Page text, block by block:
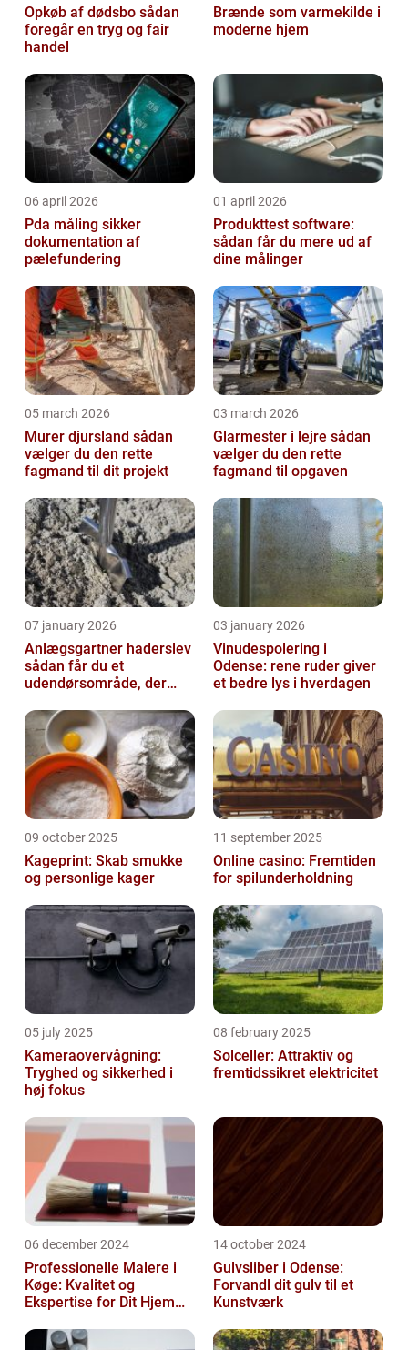
Opkøb af dødsbo sådan
foregår en tryg og fair
handel
Brænde som varmekilde i
moderne hjem
06 april 2026
Pda måling sikker
dokumentation af
pælefundering
01 april 2026
Produkttest software:
sådan får du mere ud af
dine målinger
05 march 2026
Murer djursland sådan
vælger du den rette
fagmand til dit projekt
03 march 2026
Glarmester i lejre sådan
vælger du den rette
fagmand til opgaven
07 january 2026
Anlægsgartner haderslev
sådan får du et
udendørsområde, der
03 january 2026
Vinudespolering i
Odense: rene ruder giver
et bedre lys i hverdagen
09 october 2025
Kageprint: Skab smukke
og personlige kager
11 september 2025
Online casino: Fremtiden
for spilunderholdning
05 july 2025
Kameraovervågning:
Tryghed og sikkerhed i
høj fokus
08 february 2025
Solceller: Attraktiv og
fremtidssikret elektricitet
06 december 2024
Professionelle Malere i
Køge: Kvalitet og
Ekspertise for Dit Hjem
14 october 2024
Gulvsliber i Odense:
Forvandl dit gulv til et
Kunstværk